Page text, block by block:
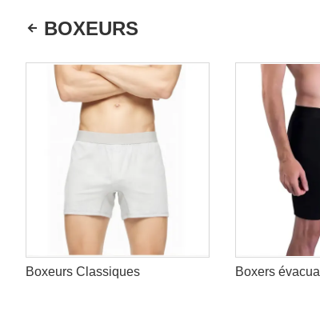
BOXEURS
Boxeurs Classiques Boxers